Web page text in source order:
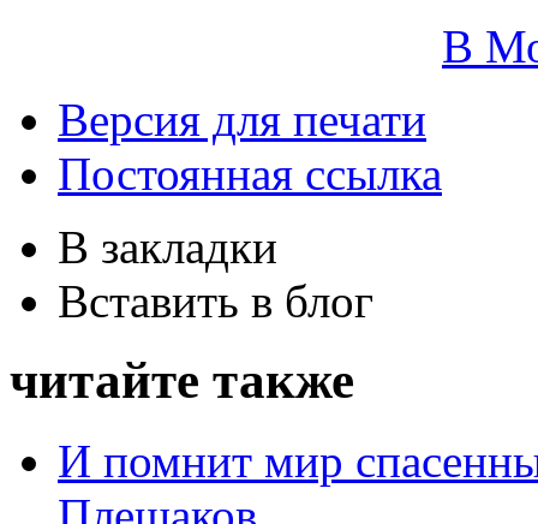
В
Версия для печати
Постоянная ссылка
В закладки
Вставить в блог
читайте также
И помнит мир